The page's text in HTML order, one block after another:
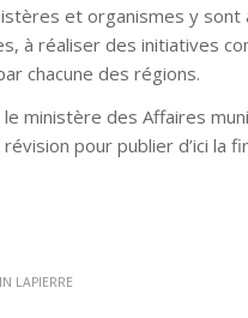
et organismes y sont
à réaliser des initiatives
chacune des régions.
ministère des Affaires
pour publier d’ici la
LAPIERRE